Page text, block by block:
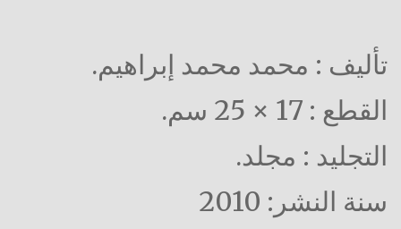
تأليف : محمد محمد إبراهيم.
القطع : 17 × 25 سم.
التجليد : مجلد.
سنة النشر: 2010